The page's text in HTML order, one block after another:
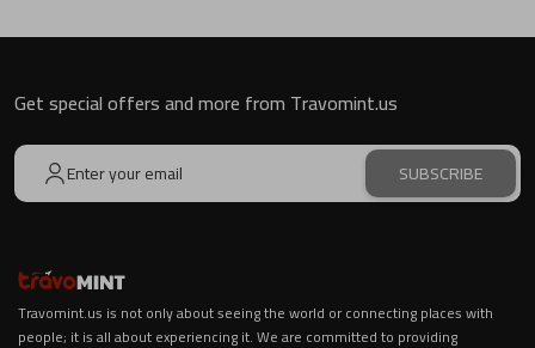
Get special offers and more from Travomint.us
SUBSCRIBE
Travomint.us is not only about seeing the world or connecting places with
people; it is all about experiencing it. We are committed to providing